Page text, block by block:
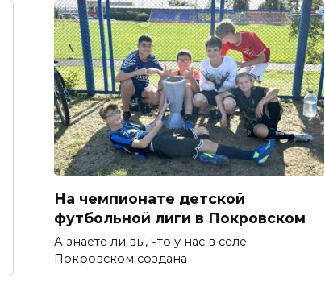
На чемпионате детской
футбольной лиги в Покровском
А знаете ли вы, что у нас в селе
Покровском создана